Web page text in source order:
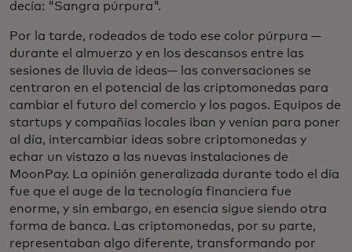
decía: "Sangra púrpura".
Por la tarde, rodeados de todo ese color púrpura —
durante el almuerzo y en los descansos entre las
sesiones de lluvia de ideas— las conversaciones se
centraron en el potencial de las criptomonedas para
cambiar el futuro del comercio y los pagos. Equipos de
startups y compañías locales iban y venían para poner
al día, intercambiar ideas sobre criptomonedas y
echar un vistazo a las nuevas instalaciones de
MoonPay. La opinión generalizada durante todo el día
fue que el auge de la tecnología financiera fue
enorme, y sin embargo, en esencia sigue siendo otra
forma de banca. Las criptomonedas, por su parte,
representaban algo diferente, transformando por